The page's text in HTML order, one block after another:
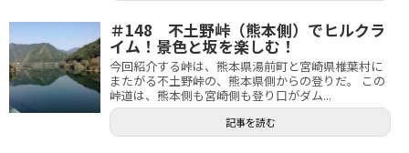
＃148 不土野峠（熊本側）でヒルクラ
イム！景色と坂を楽しむ！
今回紹介する峠は、熊本県湯前町と宮崎県椎葉村に
またがる不土野峠の、熊本県側からの登りだ。 この
峠道は、熊本側も宮崎側も登り口がダム...
記事を読む